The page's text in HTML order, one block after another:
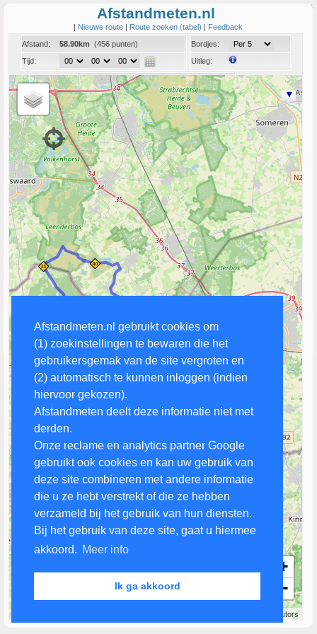
Afstandmeten.nl gebruikt cookies om
(1) zoekinstellingen te bewaren die het
gebruikersgemak van de site vergroten en
(2) automatisch te kunnen inloggen (indien
hiervoor gekozen).
Afstandmeten deelt deze informatie niet met
derden.
Onze reclame en analytics partner Google
gebruikt ook cookies en kan uw gebruik van
deze site combineren met andere informatie
die u ze hebt verstrekt of die ze hebben
verzameld bij het gebruik van hun diensten.
Bij het gebruik van deze site, gaat u hiermee
akkoord. Meer info
Ik ga akkoord
Afstandmeten.nl
| Nieuwe route | Route zoeken (tabel) | Feedback
Afstand:
58.90km (456 punten)
Tijd:
Bordjes:
Uitleg:
Coord:
Info:
Link naar deze route
+
−
contributors